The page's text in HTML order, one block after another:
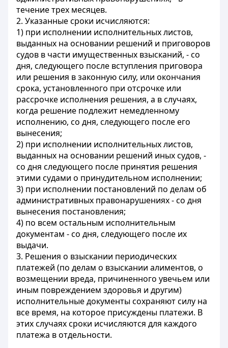
течение трех месяцев.
2. Указанные сроки исчисляются:
1) при исполнении исполнительных листов,
выданных на основании решений и приговоров
судов в части имущественных взысканий, - со
дня, следующего после вступления приговора
или решения в законную силу, или окончания
срока, установленного при отсрочке или
рассрочке исполнения решения, а в случаях,
когда решение подлежит немедленному
исполнению, со дня, следующего после его
вынесения;
2) при исполнении исполнительных листов,
выданных на основании решений иных судов, -
со дня следующего после принятия решения
этими судами о принудительном исполнении;
3) при исполнении постановлений по делам об
административных правонарушениях - со дня
вынесения постановления;
4) по всем остальным исполнительным
документам - со дня, следующего после их
выдачи.
3. Решения о взыскании периодических
платежей (по делам о взыскании алиментов, о
возмещении вреда, причиненного увечьем или
иным повреждением здоровья и другим)
исполнительные документы сохраняют силу на
все время, на которое присуждены платежи. В
этих случаях сроки исчисляются для каждого
платежа в отдельности.